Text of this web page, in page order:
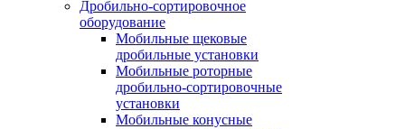
Дробильно-сортировочное
оборудование
Мобильные щековые
дробильные установки
Мобильные роторные
дробильно-сортировочные
установки
Мобильные конусные